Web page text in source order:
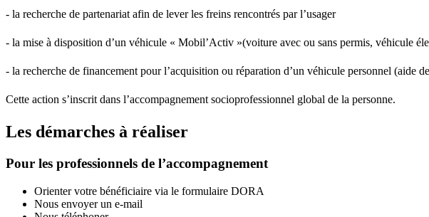
- la recherche de partenariat afin de lever les freins rencontrés par l’usager
- la mise à disposition d’un véhicule « Mobil’Activ »(voiture avec ou sans permis, véhicule
- la recherche de financement pour l’acquisition ou réparation d’un véhicule personnel (aide
Cette action s’inscrit dans l’accompagnement socioprofessionnel global de la personne.
Les démarches à réaliser
Pour les professionnels de l’accompagnement
Orienter votre bénéficiaire via le formulaire DORA
Nous envoyer un e-mail